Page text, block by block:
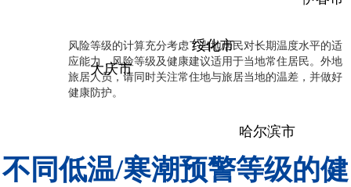
大庆市
绥化市
哈尔滨市
风险等级的计算充分考虑了当地居民对长期温度水平的适
应能力，风险等级及健康建议适用于当地常住居民。外地
旅居人员，请同时关注常住地与旅居当地的温差，并做好
健康防护。
不同低温/寒潮预警等级的健